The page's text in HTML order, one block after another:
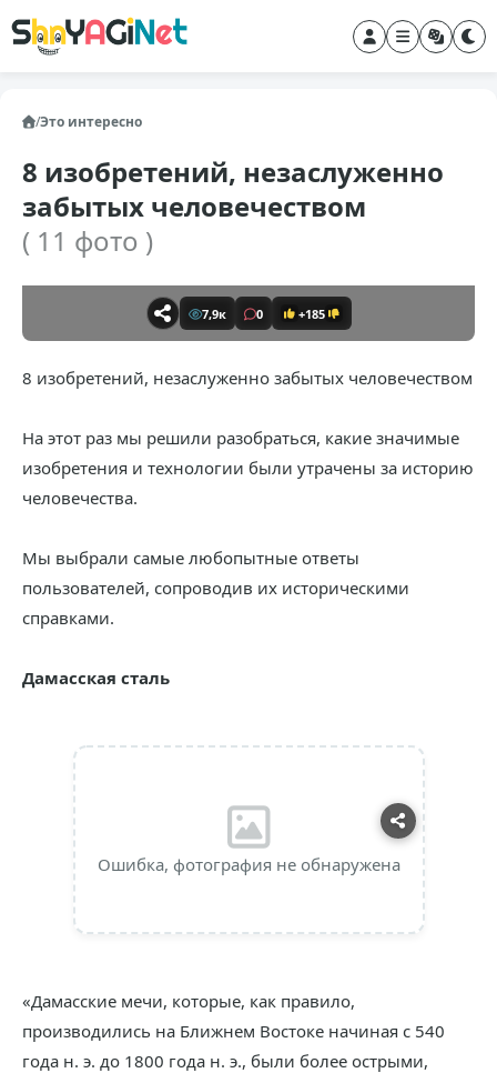
/Это интересно
8 изобретений, незаслуженно
забытых человечеством
( 11 фото )
7,9к 0 +185
8 изобретений, незаслуженно забытых человечеством
На этот раз мы решили разобраться, какие значимые
изобретения и технологии были утрачены за историю
человечества.
Мы выбрали самые любопытные ответы
пользователей, сопроводив их историческими
справками.
Дамасская сталь
Ошибка, фотография не обнаружена
«Дамасские мечи, которые, как правило,
производились на Ближнем Востоке начиная с 540
года н. э. до 1800 года н. э., были более острыми,